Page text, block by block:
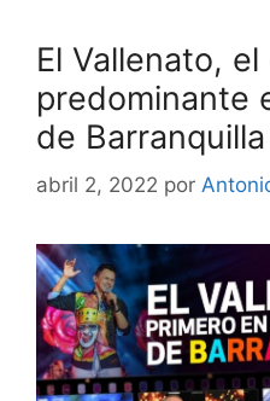
El Vallenato,
predominante
de Barranquilla
abril 2, 2022 por